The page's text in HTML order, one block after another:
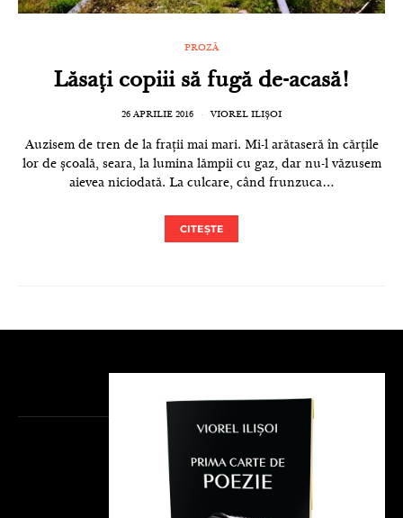
PROZĂ
Lăsați copiii să fugă de-acasă!
26 APRILIE 2016 VIOREL ILIȘOI
Auzisem de tren de la frații mai mari. Mi-l arătaseră în cărțile
lor de școală, seara, la lumina lămpii cu gaz, dar nu-l văzusem
aievea niciodată. La culcare, când frunzuca…
CITEȘTE